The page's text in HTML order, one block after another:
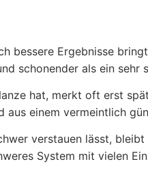
bessere Ergebnisse
schonender als ein
hat, merkt oft erst
einem vermeintlich
verstauen lässt,
System mit vielen